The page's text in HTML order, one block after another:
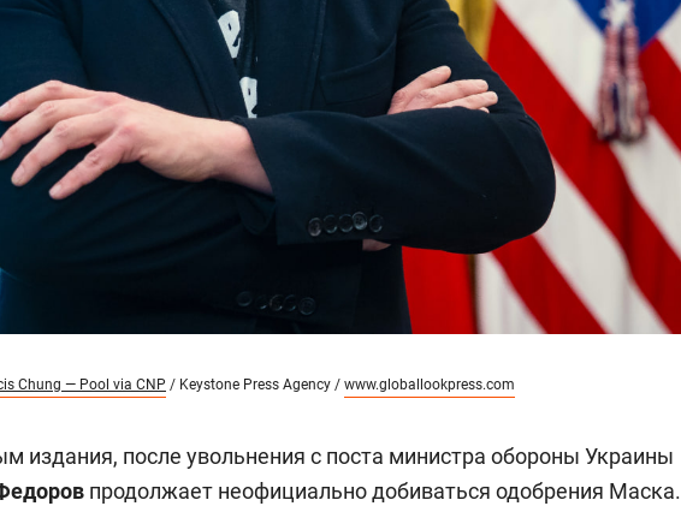
Chung — Pool via CNP / Keystone Press Agency / www.globallookpress.com
издания, после увольнения с поста министра обороны Украины
продолжает неофициально добиваться одобрения Маска.